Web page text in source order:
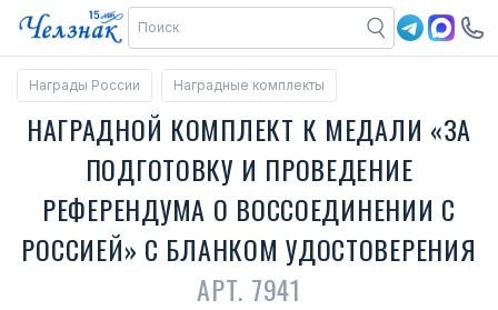
Награды России Наградные комплекты
НАГРАДНОЙ КОМПЛЕКТ К МЕДАЛИ «ЗА
ПОДГОТОВКУ И ПРОВЕДЕНИЕ
РЕФЕРЕНДУМА О ВОССОЕДИНЕНИИ С
РОССИЕЙ» С БЛАНКОМ УДОСТОВЕРЕНИЯ
АРТ. 7941